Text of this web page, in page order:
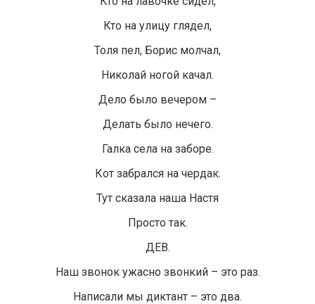
Кто на улицу глядел,
Толя пел, Борис молчал,
Николай ногой качал.
Дело было вечером –
Делать было нечего.
Галка села на заборе.
Кот забрался на чердак.
Тут сказала наша Настя
Просто так.
ДЕВ.
Наш звонок ужасно звонкий – это раз.
Написали мы диктант – это два.